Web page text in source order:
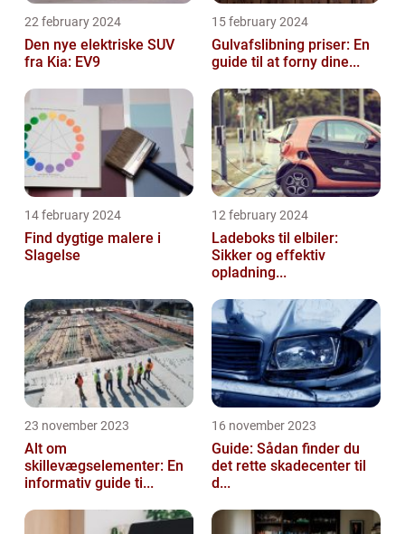
22 february 2024
Den nye elektriske SUV
fra Kia: EV9
15 february 2024
Gulvafslibning priser: En
guide til at forny dine...
14 february 2024
Find dygtige malere i
Slagelse
12 february 2024
Ladeboks til elbiler:
Sikker og effektiv
opladning...
23 november 2023
Alt om
skillevægselementer: En
informativ guide ti...
16 november 2023
Guide: Sådan finder du
det rette skadecenter til
d...